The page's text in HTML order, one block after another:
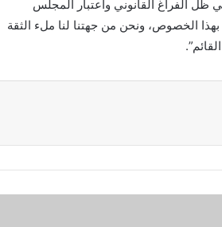
الفراغ القانوني واعتبار المجلس
الخصوص، ونحن من جهتنا لنا ملء الثقة